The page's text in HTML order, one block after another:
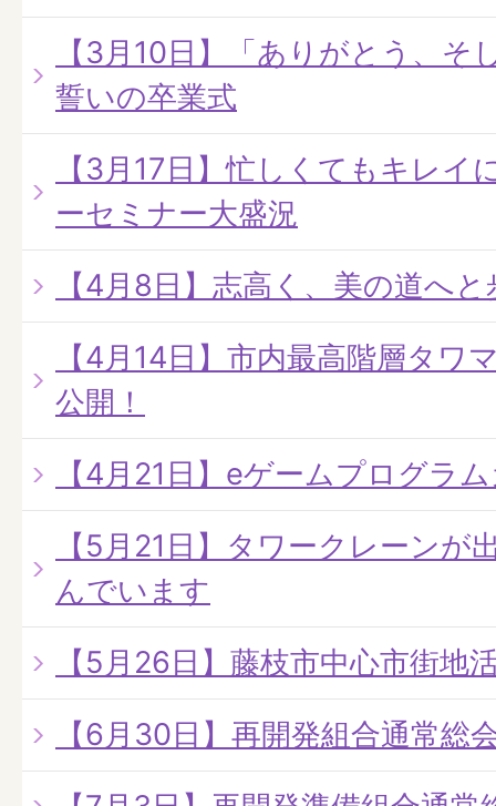
【3月10日】「ありがとう、そ
誓いの卒業式
【3月17日】忙しくてもキレイ
ーセミナー大盛況
【4月8日】志高く、美の道へ
【4月14日】市内最高階層タワ
公開！
【4月21日】eゲームプログラ
【5月21日】タワークレーンが
んでいます
【5月26日】藤枝市中心市街地
【6月30日】再開発組合通常総